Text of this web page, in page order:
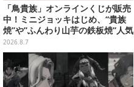
「鳥貴族」オンラインくじが販売
中！ミニジョッキはじめ、“貴族
焼”や”ふんわり山芋の鉄板焼”人気
メニューTシャツなどラインナッ
プ
2026.8.7